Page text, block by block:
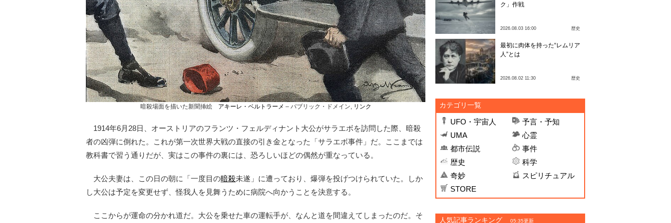
暗殺場面を描いた新聞挿絵 アキーレ・ベルトラーメ – パブリック・ドメイン, リンク
1914年6月28日、オーストリアのフランツ・フェルディナント大公がサラエボを訪問した際、暗殺
者の凶弾に倒れた。これが第一次世界大戦の直接の引き金となった「サラエボ事件」だ。ここまでは
教科書で習う通りだが、実はこの事件の裏には、恐ろしいほどの偶然が重なっている。
大公夫妻は、この日の朝に「一度目の暗殺未遂」に遭っており、爆弾を投げつけられていた。しか
し大公は予定を変更せず、怪我人を見舞うために病院へ向かうことを決意する。
ここからが運命の分かれ道だ。大公を乗せた車の運転手が、なんと道を間違えてしまったのだ。そ
ク」作戦
2026.08.03 16:00 歴史
最初に肉体を持った“レムリア
人”とは
2026.08.02 11:30 歴史
カテゴリ一覧
UFO・宇宙人
予言・予知
UMA
心霊
都市伝説
事件
歴史
科学
奇妙
スピリチュアル
STORE
人気記事ランキング 05:35更新